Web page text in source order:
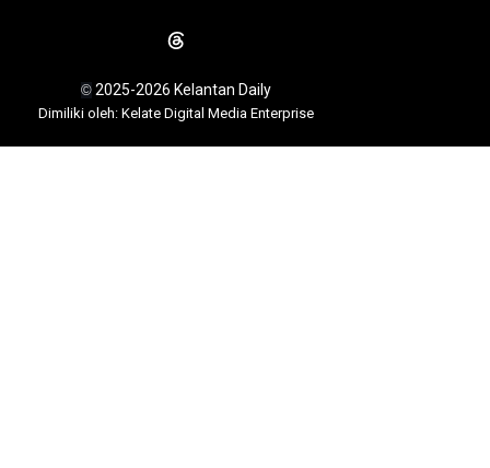
© 2025-2026 Kelantan Daily
Dimiliki oleh: Kelate Digital Media Enterprise